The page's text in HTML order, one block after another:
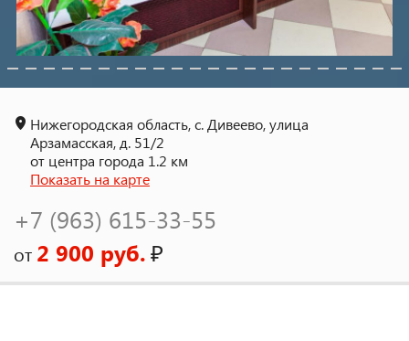
Нижегородская область, с. Дивеево, улица
Арзамасская, д. 51/2
от центра города 1.2 км
Показать на карте
+7 (963) 615-33-55
от 2 900 руб.₽